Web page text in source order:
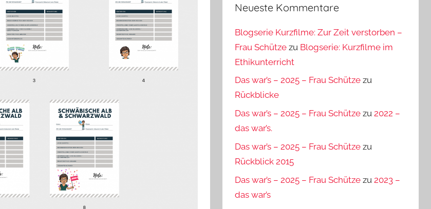
Neueste Kommentare
Blogserie Kurzfilme: Zur Zeit verstorben –
Frau Schütze zu Blogserie: Kurzfilme im
Ethikunterricht
Das war’s – 2025 – Frau Schütze zu
Rückblicke
Das war’s – 2025 – Frau Schütze zu 2022 –
das war’s.
Das war’s – 2025 – Frau Schütze zu
Rückblick 2015
Das war’s – 2025 – Frau Schütze zu 2023 –
das war’s